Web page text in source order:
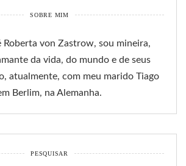
SOBRE MIM
Roberta von Zastrow, sou mineira,
da vida, do mundo e de seus
atualmente, com meu marido Tiago
Berlim, na Alemanha.
PESQUISAR